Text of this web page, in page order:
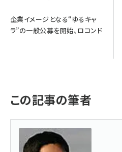
企業イメージとなる“ゆるキャ
ラ”の一般公募を開始、ロコンド
この記事の筆者